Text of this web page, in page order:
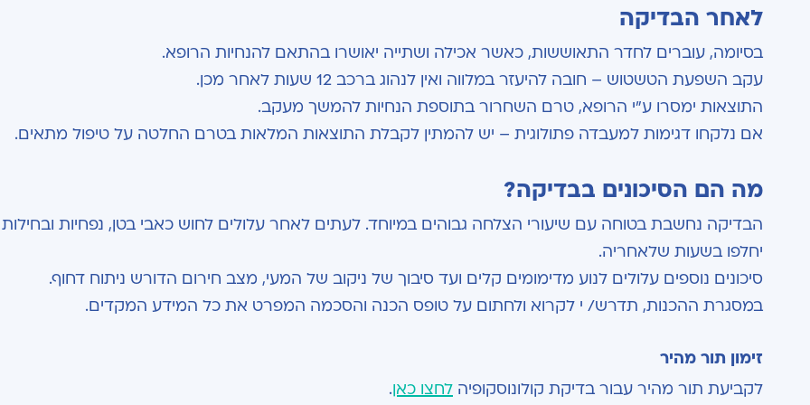
לאחר הבדיקה
בסיומה, עוברים לחדר התאוששות, כאשר אכילה ושתייה יאושרו בהתאם להנחיות הרופא.
עקב השפעת הטשטוש – חובה להיעזר במלווה ואין לנהוג ברכב 12 שעות לאחר מכן.
התוצאות ימסרו ע"י הרופא, טרם השחרור בתוספת הנחיות להמשך מעקב.
אם נלקחו דגימות למעבדה פתולוגית – יש להמתין לקבלת התוצאות המלאות בטרם החלטה על טיפול מתאים.
מה הם הסיכונים בבדיקה?
הבדיקה נחשבת בטוחה עם שיעורי הצלחה גבוהים במיוחד. לעתים לאחר עלולים לחוש כאבי בטן, נפחיות
יחלפו בשעות שלאחריה.
סיכונים נוספים עלולים לנוע מדימומים קלים ועד סיבוך של ניקוב של המעי, מצב חירום הדורש ניתוח דחוף.
במסגרת ההכנות, תדרש/ י לקרוא ולחתום על טופס הכנה והסכמה המפרט את כל המידע המקדים.
זימון תור מהיר
לקביעת תור מהיר עבור בדיקת קולונוסקופיה לחצו כאן.